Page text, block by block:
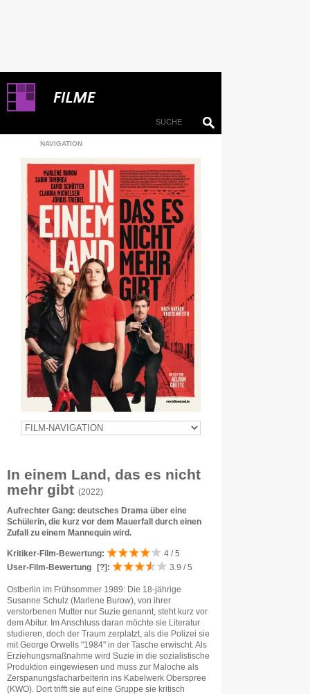
NAVIGATION
In einem Land, das es nicht
mehr gibt (2022)
Aufrechter Gang: deutsches Drama über eine
Schülerin, die kurz vor dem Mauerfall durch einen
Zufall zu einem Mannequin wird.
Kritiker-Film-Bewertung:
4 / 5
User-Film-Bewertung
[?] : 3.9 / 5
Ostberlin im Frühsommer 1989: Die 18-jährige
Susanne Schulz (Marlene Burow), von ihrer
verstorbenen Mutter nur Suzie genannt, steht kurz vor
dem Abitur. Im Anschluss daran möchte sie Literatur
studieren, doch der Traum zerplatzt, als die Polizei sie
mit George Orwells "1984" in der Tasche erwischt. Als
Erziehungsmaßnahme wird Suzie in die sozialistische
Produktion eingewiesen und muss zur Maloche als
Zerspanungsfacharbeiterin ins Kabelwerk Oberspree
(KWO). Dort trifft sie auf eine Gruppe sie kritisch